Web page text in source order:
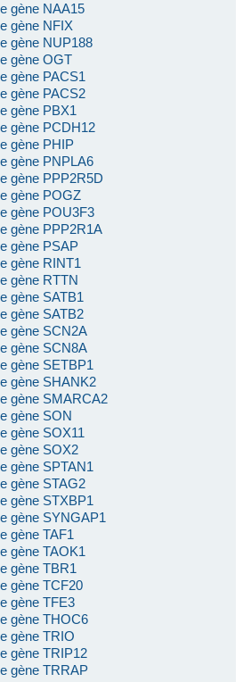
gène NAA15
gène NFIX
gène NUP188
gène OGT
gène PACS1
gène PACS2
gène PBX1
gène PCDH12
gène PHIP
gène PNPLA6
gène PPP2R5D
gène POGZ
gène POU3F3
gène PPP2R1A
gène PSAP
gène RINT1
gène RTTN
gène SATB1
gène SATB2
gène SCN2A
gène SCN8A
gène SETBP1
gène SHANK2
gène SMARCA2
gène SON
gène SOX11
gène SOX2
gène SPTAN1
gène STAG2
gène STXBP1
gène SYNGAP1
gène TAF1
gène TAOK1
gène TBR1
gène TCF20
gène TFE3
gène THOC6
gène TRIO
gène TRIP12
gène TRRAP